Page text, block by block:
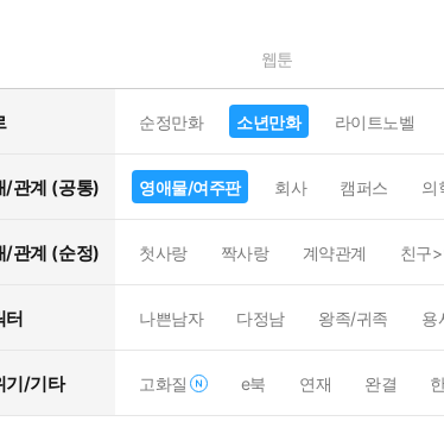
웹툰
순정만화 소년만화 라이트노벨
/관계 (공통) 영애물/여주판 회사 캠퍼스 의
/관계 (순정) 첫사랑 짝사랑 계약관계 친구
터 나쁜남자 다정남 왕족/귀족 용
기/기타 고화질 e북 연재 완결